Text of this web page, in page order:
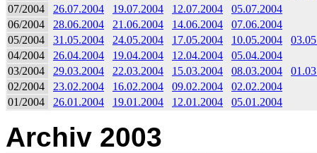
07/2004
26.07.2004 19.07.2004 12.07.2004
05.07.2004
06/2004
28.06.2004 21.06.2004 14.06.2004
07.06.2004
05/2004
31.05.2004 24.05.2004 17.05.2004 10.05.2004
04/2004
26.04.2004 19.04.2004 12.04.2004
05.04.2004
03/2004
29.03.2004 22.03.2004 15.03.2004 08.03.2004
02/2004
23.02.2004 16.02.2004 09.02.2004
02.02.2004
01/2004
26.01.2004 19.01.2004 12.01.2004 05.01.2004
Archiv 2003